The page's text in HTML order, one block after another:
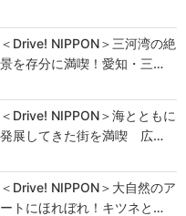
＜Drive! NIPPON＞三河湾の絶
景を存分に満喫！愛知・三…
＜Drive! NIPPON＞海とともに
発展してきた街を満喫 広…
＜Drive! NIPPON＞大自然のア
ートにほれぼれ！キツネと…